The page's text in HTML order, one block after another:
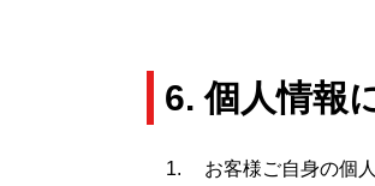
6. 個人情報
お客様ご自身の個